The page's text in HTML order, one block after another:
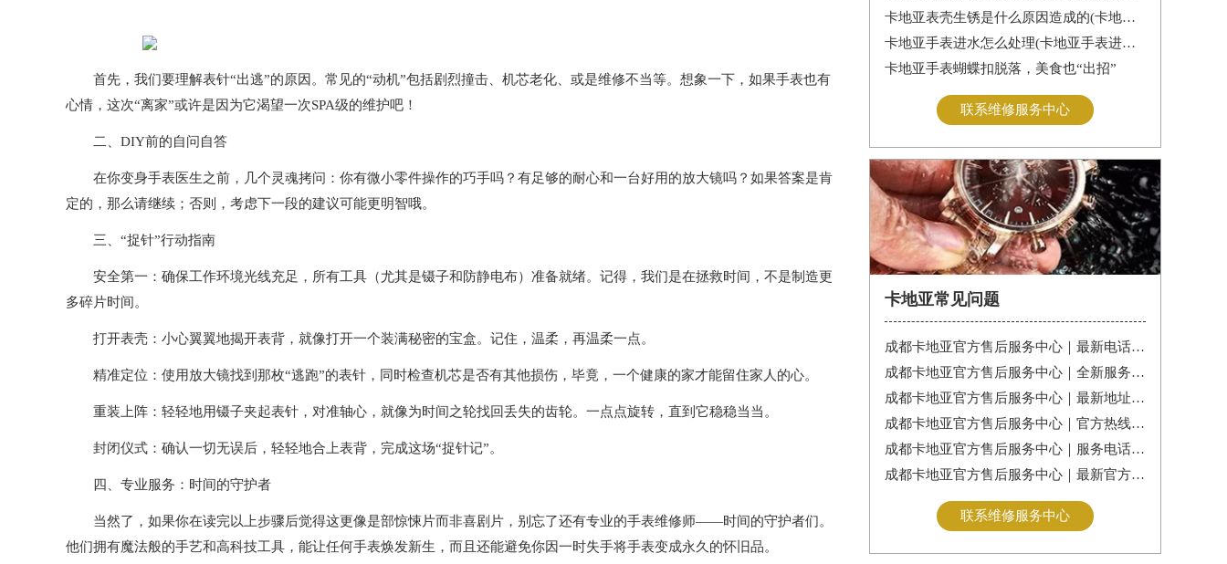
首先，我们要理解表针“出逃”的原因。常见的“动机”包括剧烈撞击、机芯老化、或是维修不当等。想象一下，如果手表也有
心情，这次“离家”或许是因为它渴望一次SPA级的维护吧！
二、DIY前的自问自答
在你变身手表医生之前，几个灵魂拷问：你有微小零件操作的巧手吗？有足够的耐心和一台好用的放大镜吗？如果答案是肯
定的，那么请继续；否则，考虑下一段的建议可能更明智哦。
三、“捉针”行动指南
安全第一：确保工作环境光线充足，所有工具（尤其是镊子和防静电布）准备就绪。记得，我们是在拯救时间，不是制造更
多碎片时间。
打开表壳：小心翼翼地揭开表背，就像打开一个装满秘密的宝盒。记住，温柔，再温柔一点。
精准定位：使用放大镜找到那枚“逃跑”的表针，同时检查机芯是否有其他损伤，毕竟，一个健康的家才能留住家人的心。
重装上阵：轻轻地用镊子夹起表针，对准轴心，就像为时间之轮找回丢失的齿轮。一点点旋转，直到它稳稳当当。
封闭仪式：确认一切无误后，轻轻地合上表背，完成这场“捉针记”。
四、专业服务：时间的守护者
当然了，如果你在读完以上步骤后觉得这更像是部惊悚片而非喜剧片，别忘了还有专业的手表维修师——时间的守护者们。
他们拥有魔法般的手艺和高科技工具，能让任何手表焕发新生，而且还能避免你因一时失手将手表变成永久的怀旧品。
卡地亚表壳生锈是什么原因造成的(卡地亚手表生锈怎么办？)
卡地亚手表进水怎么处理(卡地亚手表进水怎么办)
卡地亚手表蝴蝶扣脱落，美食也“出招”
联系维修服务中心
卡地亚常见问题
成都卡地亚官方售后服务中心｜最新电话和维修门店地址权威信息公告（2026年7月最新）
成都卡地亚官方售后服务中心｜全新服务热线及门店地址权威信息公告（2026年7月最新）
成都卡地亚官方售后服务中心｜最新地址及服务热线权威信息通告（2026年7月最新）
成都卡地亚官方售后服务中心｜官方热线与门店地址权威信息公示（2026年7月最新）
成都卡地亚官方售后服务中心｜服务电话及全部地址权威信息公告（2026年7月最新）
成都卡地亚官方售后服务中心｜最新官方电话和维修地址权威信息通告（2026年7月最新）
联系维修服务中心